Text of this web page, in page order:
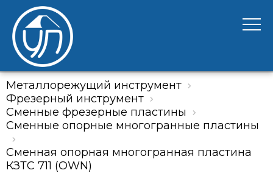
Металлорежущий инструмент
Фрезерный инструмент
Сменные фрезерные пластины
Сменные опорные многогранные пластины
Сменная опорная многогранная пластина
КЗТС 711 (OWN)